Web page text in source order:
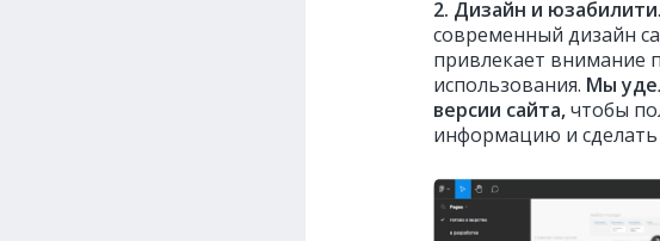
2. Дизайн и юзабилити
современный дизайн
привлекает внимание
использования. Мы
версии сайта,чтобы
информацию и сделать